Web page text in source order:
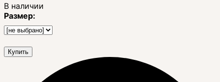
В наличии
Размер:
Купить